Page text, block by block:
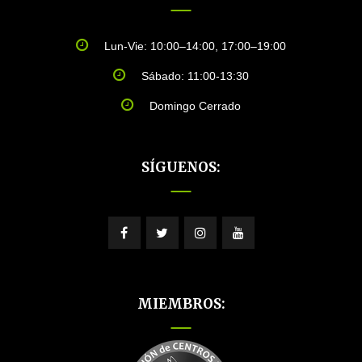
Lun-Vie: 10:00–14:00, 17:00–19:00
Sábado: 11:00-13:30
Domingo Cerrado
SÍGUENOS:
MIEMBROS: